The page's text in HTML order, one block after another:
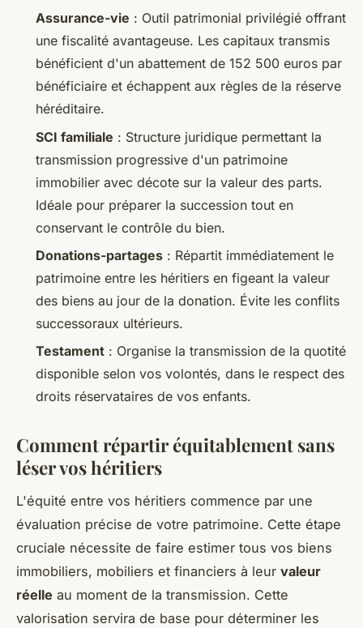
Assurance-vie : Outil patrimonial privilégié offrant
une fiscalité avantageuse. Les capitaux transmis
bénéficient d'un abattement de 152 500 euros par
bénéficiaire et échappent aux règles de la réserve
héréditaire.
SCI familiale : Structure juridique permettant la
transmission progressive d'un patrimoine
immobilier avec décote sur la valeur des parts.
Idéale pour préparer la succession tout en
conservant le contrôle du bien.
Donations-partages : Répartit immédiatement le
patrimoine entre les héritiers en figeant la valeur
des biens au jour de la donation. Évite les conflits
successoraux ultérieurs.
Testament : Organise la transmission de la quotité
disponible selon vos volontés, dans le respect des
droits réservataires de vos enfants.
Comment répartir équitablement sans
léser vos héritiers
L'équité entre vos héritiers commence par une
évaluation précise de votre patrimoine. Cette étape
cruciale nécessite de faire estimer tous vos biens
immobiliers, mobiliers et financiers à leur valeur
réelle au moment de la transmission. Cette
valorisation servira de base pour déterminer les